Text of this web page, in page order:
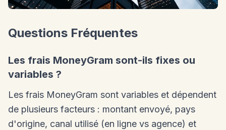
Questions Fréquentes
Les frais MoneyGram sont-ils fixes ou
variables ?
Les frais MoneyGram sont variables et dépendent
de plusieurs facteurs : montant envoyé, pays
d'origine, canal utilisé (en ligne vs agence) et